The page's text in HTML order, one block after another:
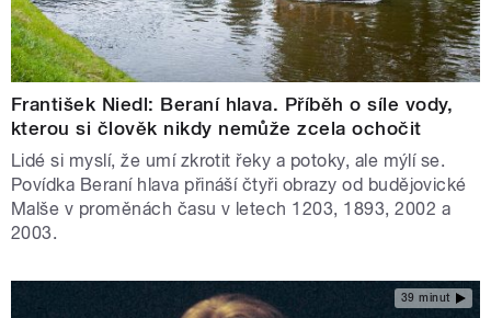
František Niedl: Beraní hlava. Příběh o síle vody,
kterou si člověk nikdy nemůže zcela ochočit
Lidé si myslí, že umí zkrotit řeky a potoky, ale mýlí se.
Povídka Beraní hlava přináší čtyři obrazy od budějovické
Malše v proměnách času v letech 1203, 1893, 2002 a
2003.
39 minut